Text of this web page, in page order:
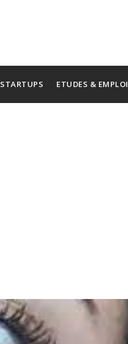
STARTUPS ETUDES & EMPLOI